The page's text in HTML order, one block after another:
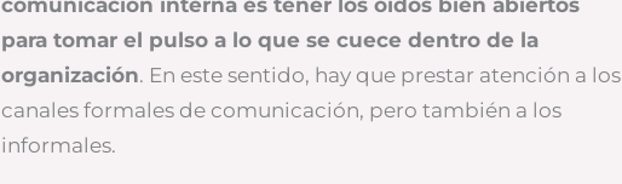
comunicación interna es tener los oídos bien abiertos
para tomar el pulso a lo que se cuece dentro de la
organización. En este sentido, hay que prestar atención a los
canales formales de comunicación, pero también a los
informales.